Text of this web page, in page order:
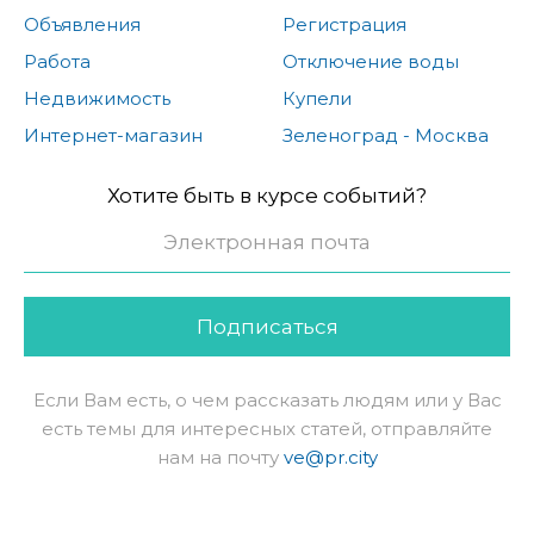
Объявления
Работа
Недвижимость
Интернет-магазин
Регистрация
Отключение воды
Купели
Зеленоград - Москва
Хотите быть в курсе событий?
Подписаться
Если Вам есть, о чем рассказать людям или у Вас
есть темы для интересных статей, отправляйте
нам на почту ve@pr.city